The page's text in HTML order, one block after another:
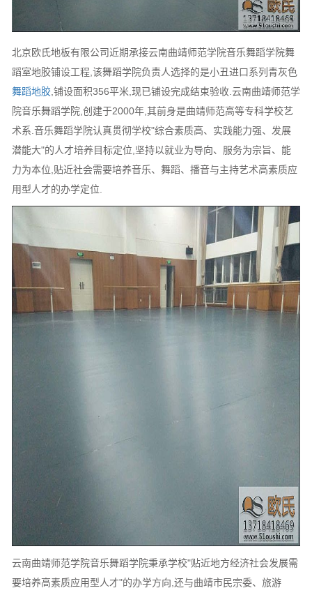
北京欧氏地板有限公司近期承接云南曲靖师范学院音乐舞蹈学院舞
蹈室地胶铺设工程,该舞蹈学院负责人选择的是小丑进口系列青灰色
舞蹈地胶 ,铺设面积356平米,现已铺设完成结束验收.云南曲靖师范学
院音乐舞蹈学院,创建于2000年,其前身是曲靖师范高等专科学校艺
术系.音乐舞蹈学院认真贯彻学校"综合素质高、实践能力强、发展
潜能大"的人才培养目标定位,坚持以就业为导向、服务为宗旨、能
力为本位,贴近社会需要培养音乐、舞蹈、播音与主持艺术高素质应
用型人才的办学定位.
云南曲靖师范学院音乐舞蹈学院秉承学校"贴近地方经济社会发展需
要培养高素质应用型人才"的办学方向,还与曲靖市民宗委、旅游